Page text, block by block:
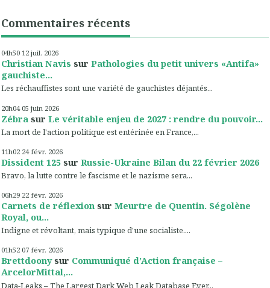
Commentaires récents
04h50 12 juil. 2026
Christian Navis sur Pathologies du petit univers «Antifa»
gauchiste...
Les réchauffistes sont une variété de gauchistes déjantés...
20h04 05 juin 2026
Zébra sur Le véritable enjeu de 2027 : rendre du pouvoir...
La mort de l'action politique est entérinée en France,...
11h02 24 févr. 2026
Dissident 125 sur Russie-Ukraine Bilan du 22 février 2026
Bravo, la lutte contre le fascisme et le nazisme sera...
06h29 22 févr. 2026
Carnets de réflexion sur Meurtre de Quentin. Ségolène
Royal, ou...
Indigne et révoltant, mais typique d'une socialiste....
01h52 07 févr. 2026
Brettdoonysur Communiqué d’Action française –
ArcelorMittal,...
Data-Leaks – The Largest Dark Web Leak Database Ever...